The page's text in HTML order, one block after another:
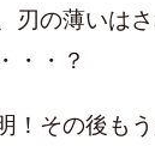
の薄いは
・・？
！その後も